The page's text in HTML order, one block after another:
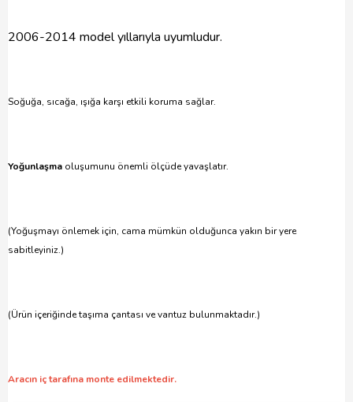
2006-2014 model yıllarıyla uyumludur.
Soğuğa, sıcağa, ışığa karşı etkili koruma sağlar.
Yoğunlaşma oluşumunu önemli ölçüde yavaşlatır.
(Yoğuşmayı önlemek için, cama mümkün olduğunca yakın bir yere
sabitleyiniz.)
(Ürün içeriğinde taşıma çantası ve vantuz bulunmaktadır.)
Aracın iç tarafına monte edilmektedir.